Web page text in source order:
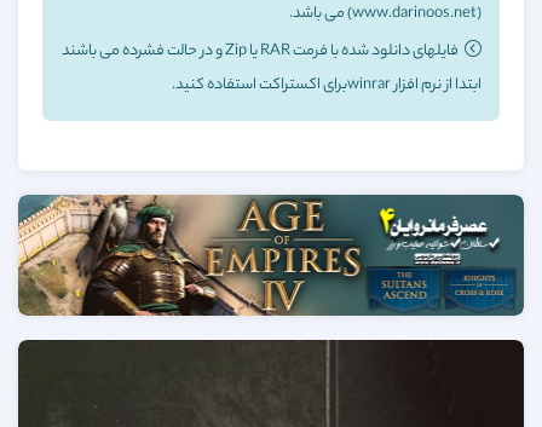
(www.darinoos.net) می باشد.
فایلهای دانلود شده با فرمت RAR یا Zip و در حالت فشرده می باشند
ابتدا از نرم افزار winrarبرای اکستراکت استفاده کنید.